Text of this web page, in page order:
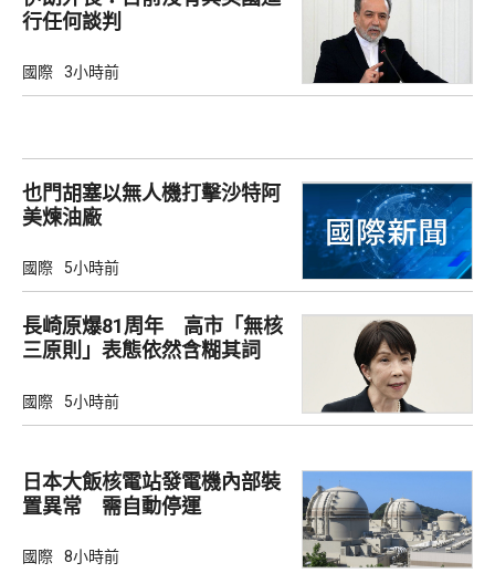
行任何談判
國際 3小時前
也門胡塞以無人機打擊沙特阿
美煉油廠
國際 5小時前
長崎原爆81周年 高市「無核
三原則」表態依然含糊其詞
國際 5小時前
日本大飯核電站發電機內部裝
置異常 需自動停運
國際 8小時前